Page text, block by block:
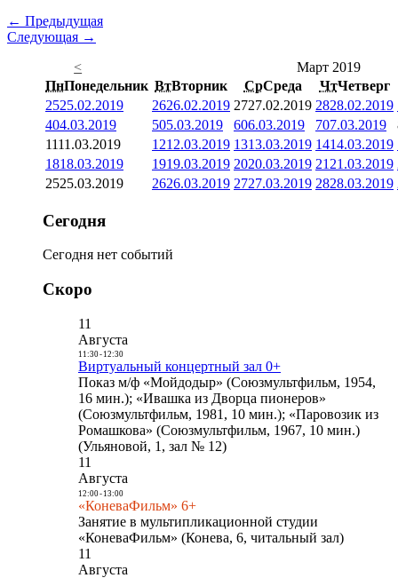
← Предыдущая
Следующая →
<
Март 2019
ПнПонедельник ВтВторник СрСреда ЧтЧетверг
2525.02.2019 2626.02.2019 2727.02.2019 2828.02.2019
404.03.2019 505.03.2019 606.03.2019 707.03.2019
1111.03.2019 1212.03.2019 1313.03.2019 1414.03.2019
1818.03.2019 1919.03.2019 2020.03.2019 21 21.03.2019
2525.03.2019 2626.03.2019 2727.03.2019 2828.03.2019
Сегодня
Сегодня нет событий
Скоро
11
Августа
11:30- 12:30
Виртуальный концертный зал 0+
Показ м/ф «Мойдодыр» (Союзмультфильм, 1954,
16 мин.); «Ивашка из Дворца пионеров»
(Союзмультфильм, 1981, 10 мин.); «Паровозик из
Ромашкова» (Союзмультфильм, 1967, 10 мин.)
(Ульяновой, 1, зал № 12)
11
Августа
12:00- 13:00
«КоневаФильм» 6+
Занятие в мультипликационной студии
«КоневаФильм» (Конева, 6, читальный зал)
11
Августа